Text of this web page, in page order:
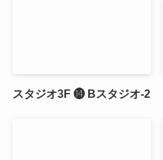
スタジオ3F ⓮ Bスタジオ-2